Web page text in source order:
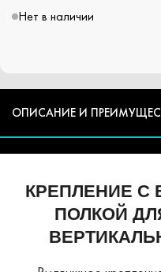
Нет в наличии
ОПИСАНИЕ И
КРЕПЛЕНИЕ
ПОЛКОЙ